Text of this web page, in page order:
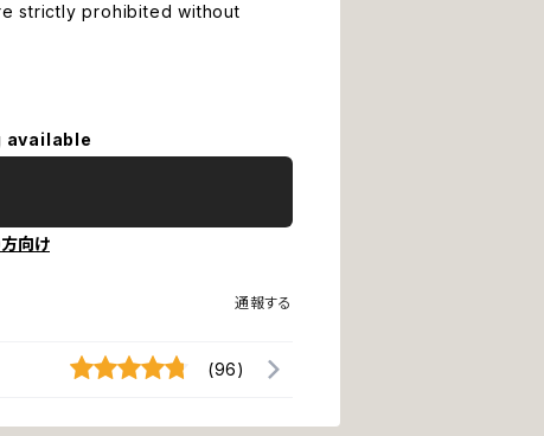
strictly prohibited without
available
向け
通報する
(96)